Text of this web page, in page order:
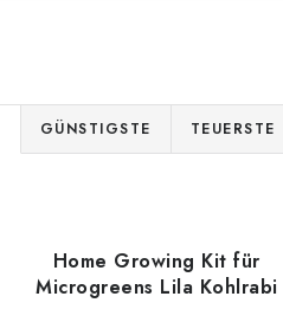
GÜNSTIGSTE TEUERSTE
Home Growing Kit für
Microgreens Lila Kohlrabi